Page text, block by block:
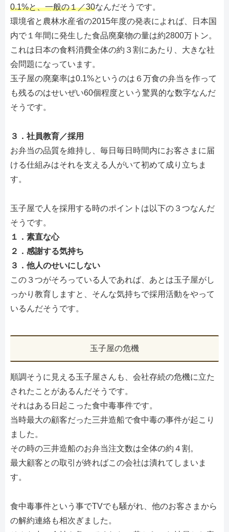
0.1%と、一般の１／30なんだそうです。
環境省と農林水産省の2015年度の発表によれば、日本国
内で１年間に発生した食品廃棄物の量は約2800万トン。
これは日本の食料消費全体の約３割にあたり、大きな社
会問題になっています。
玉子屋の廃棄率は0.1%というのは６万食の弁当を作って
も残るのはせいぜい60個程度という驚異的な数字なんだ
そうです。
３．社員教育／採用
お弁当の品質を維持し、毎日毎日時間内にお客さまに届
ける仕組みはそれを支える人がいて初めて成り立ちま
す。
玉子屋で人を採用する時のポイントは以下の３つなんだ
そうです。
１．素直な心
２．感謝する気持ち
３．他人のせいにしない
この３つがそろっている人であれば、あとは玉子屋がし
っかり教育しますと、そんな気持ちで採用活動をやって
いるんだそうです。
玉子屋の危機
順調そうに見える玉子屋さんも、会社存続の危機に立た
されたことがあるんだそうです。
それはある日起こった食中毒事件です。
当時最大の顧客だった三井造船で食中毒の事件が起こり
ました。
その時の三井造船のお弁当注文数は全体の約４割。
最大顧客との取引が終ればこの会社は潰れてしまいま
す。
食中毒事件という事でTVでも騒がれ、他のお客さまから
の解約連絡も相次ぎました。